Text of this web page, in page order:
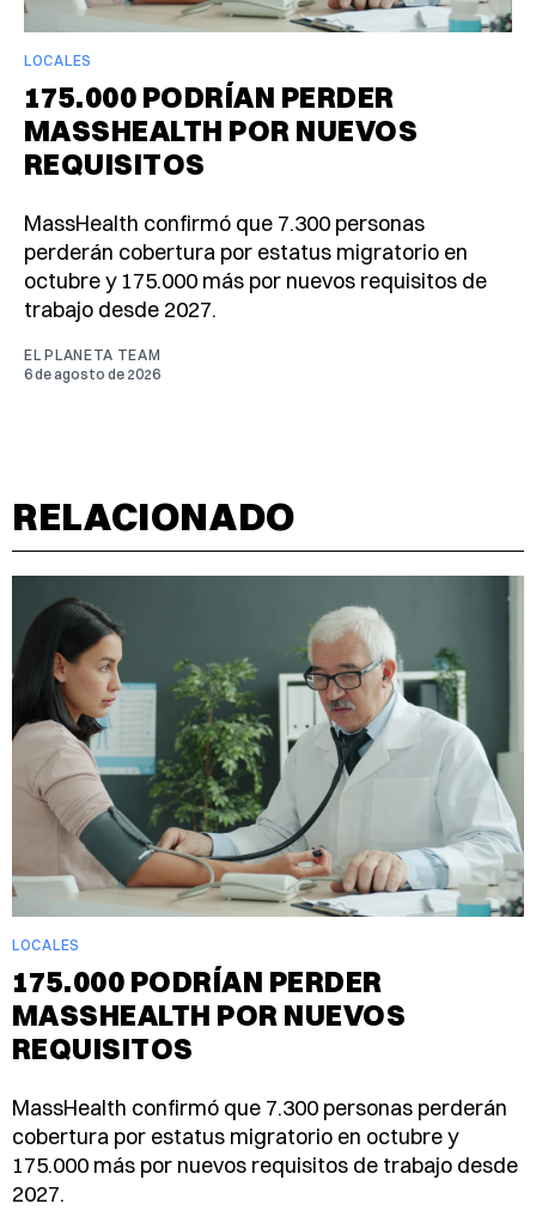
LOCALES
175.000 PODRÍAN PERDER
MASSHEALTH POR NUEVOS
REQUISITOS
MassHealth confirmó que 7.300 personas
perderán cobertura por estatus migratorio en
octubre y 175.000 más por nuevos requisitos de
trabajo desde 2027.
EL PLANETA TEAM
6 de agosto de 2026
RELACIONADO
LOCALES
175.000 PODRÍAN PERDER
MASSHEALTH POR NUEVOS
REQUISITOS
MassHealth confirmó que 7.300 personas perderán
cobertura por estatus migratorio en octubre y
175.000 más por nuevos requisitos de trabajo desde
2027.